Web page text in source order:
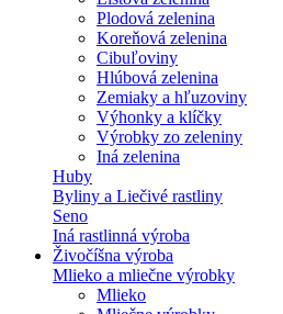
Plodová zelenina
Koreňová zelenina
Cibuľoviny
Hlúbová zelenina
Zemiaky a hľuzoviny
Výhonky a klíčky
Výrobky zo zeleniny
Iná zelenina
Huby
Byliny a Liečivé rastliny
Seno
Iná rastlinná výroba
Živočíšna výroba
Mlieko a mliečne výrobky
Mlieko